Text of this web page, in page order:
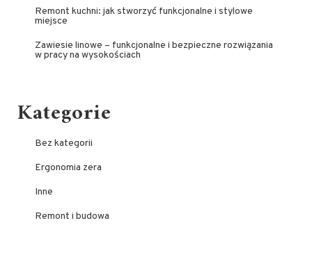
Remont kuchni: jak stworzyć funkcjonalne i stylowe
miejsce
Zawiesie linowe – funkcjonalne i bezpieczne rozwiązania
w pracy na wysokościach
Kategorie
Bez kategorii
Ergonomia zera
Inne
Remont i budowa